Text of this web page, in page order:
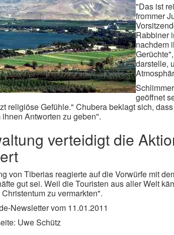
"Das ist
frommer
Rabbiner
nachdem
darstelle,
geöffnet
religiöse Gefühle." Chubera beklagt sich,
Antworten zu geben".
verteidigt die
von Tiberias reagierte auf die Vorwürfe mit
gut sei. Weil die Touristen aus aller Welt
zu vermarkten".
Newsletter vom 11.01.2011
Uwe Schütz